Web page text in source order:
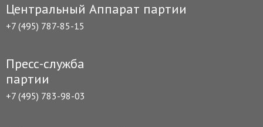
Центральный Аппарат партии
+7 (495) 787-85-15
Пресс-служба
партии
+7 (495) 783-98-03